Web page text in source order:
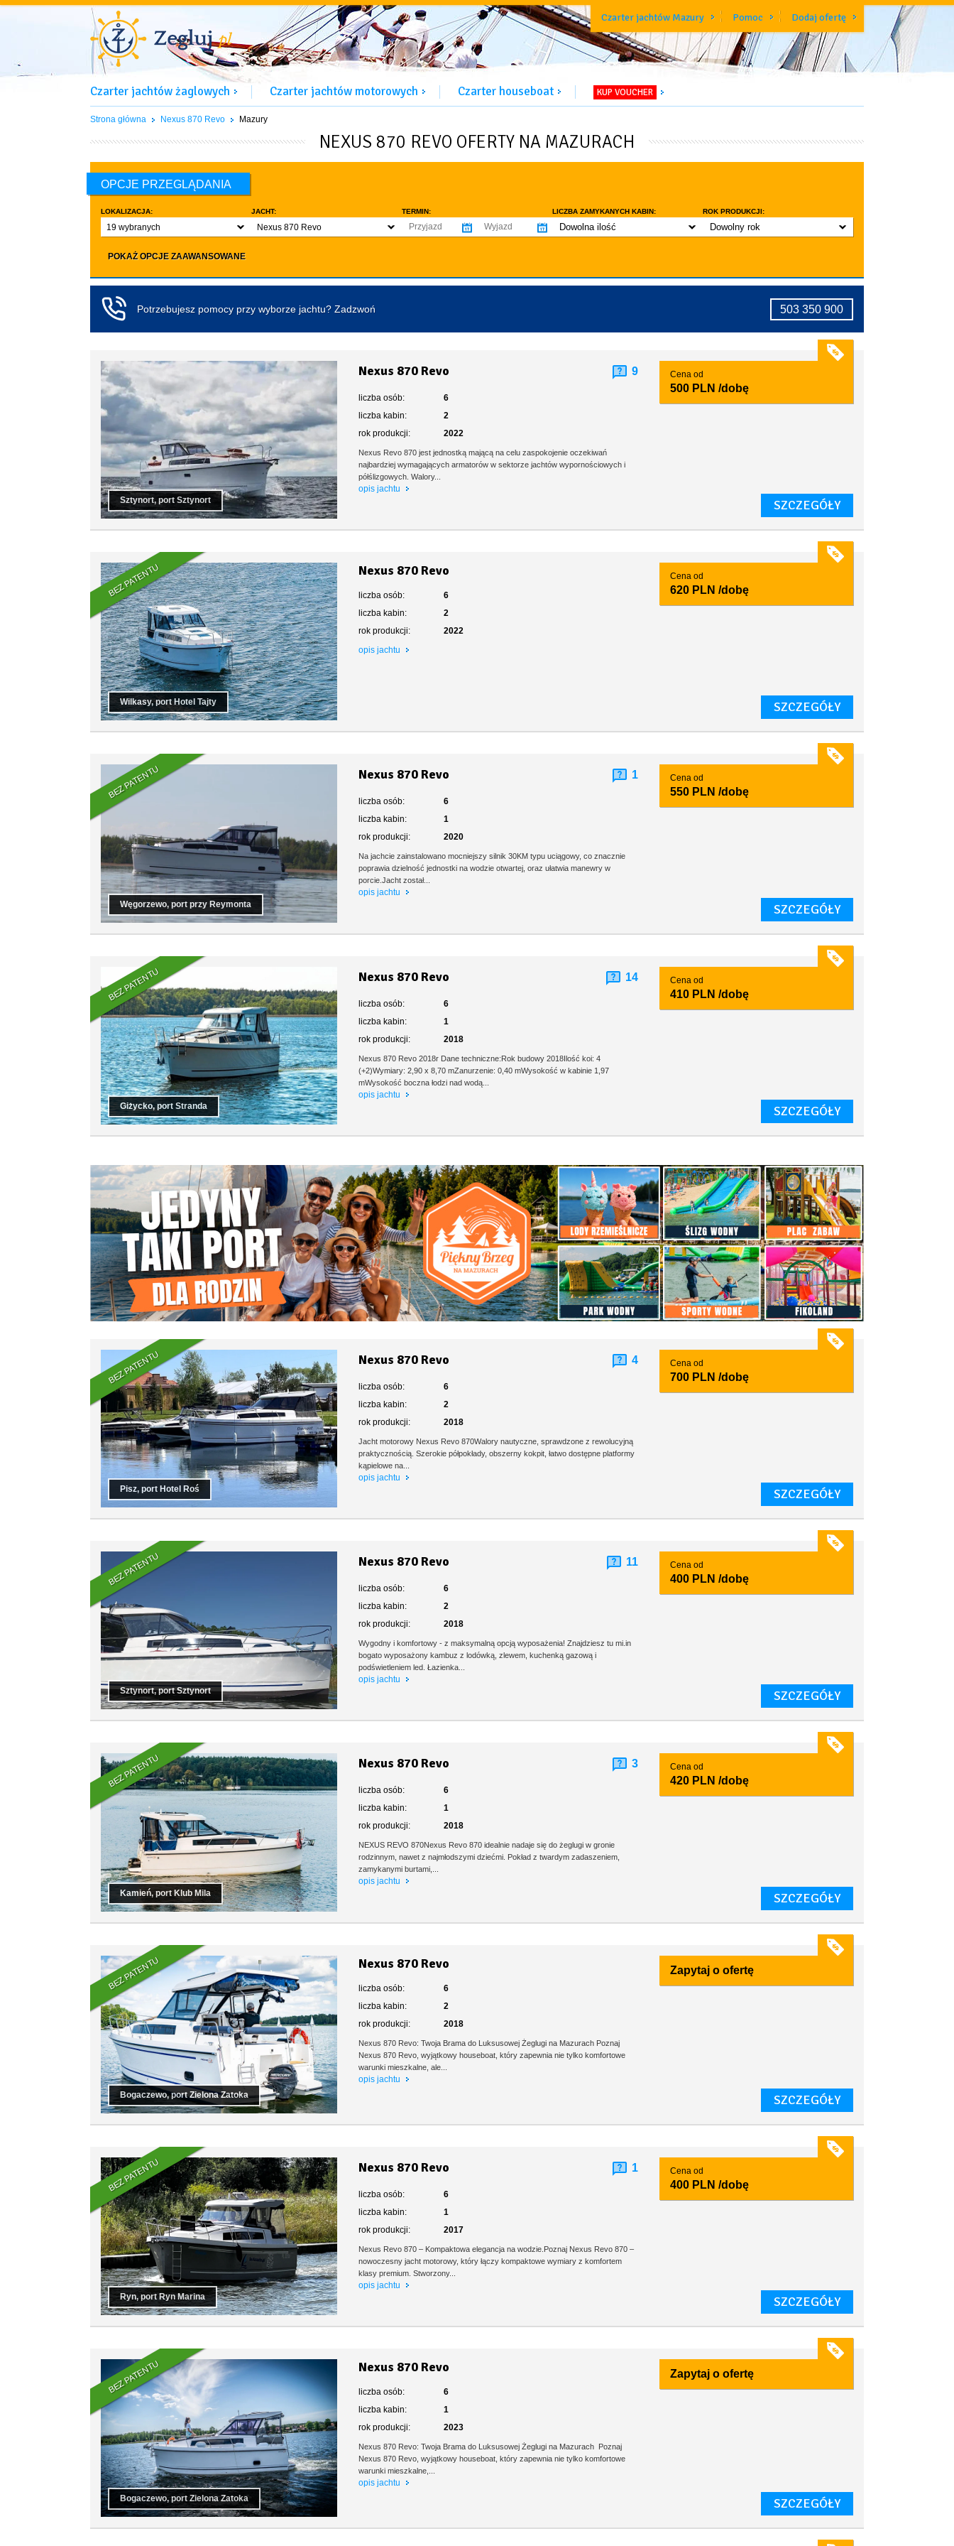
Czarter jachtów Mazury Pomoc Dodaj ofertę
Czarter jachtów żaglowych Czarter jachtów motorowych Czarter houseboat KUP VOUCHER
Strona główna Nexus 870 Revo Mazury
NEXUS 870 REVO OFERTY NA MAZURACH
OPCJE PRZEGLĄDANIA
LOKALIZACJA:
19 wybranych
JACHT:
Nexus 870 Revo
TERMIN: LICZBA ZAMYKANYCH KABIN:
Dowolna ilość
co najmniej 3
ROK PRODUKCJI:
Dowolny rok
do 10 lat
LICZBA OSÓB:
co najmniej 4
co najmniej 5
co najmniej 6
co najmniej 7
co najmniej 9
co najmniej 10
Czarter bez patentu / licencji
Koło sterowe
Lodówka
Flybridge
POKAŻ OPCJE ZAAWANSOWANE
Potrzebujesz pomocy przy wyborze jachtu? Zadzwoń 503 350 900
Sztynort, port Sztynort
Nexus 870 Revo 9
liczba osób:
6
liczba kabin:
2
rok produkcji:
2022
Nexus Revo 870 jest jednostką mającą na celu zaspokojenie oczekiwań
najbardziej wymagających armatorów w sektorze jachtów wypornościowych i
półślizgowych. Walory...
opis jachtu
Cena od
500 PLN /dobę
SZCZEGÓŁY
BEZ PATENTU
Wilkasy, port Hotel Tajty
Nexus 870 Revo
liczba osób:
6
liczba kabin:
2
rok produkcji:
2022
opis jachtu
Cena od
620 PLN /dobę
SZCZEGÓŁY
BEZ PATENTU
Węgorzewo, port przy Reymonta
Nexus 870 Revo 1
liczba osób:
6
liczba kabin:
1
rok produkcji:
2020
Na jachcie zainstalowano mocniejszy silnik 30KM typu uciągowy, co znacznie
poprawia dzielność jednostki na wodzie otwartej, oraz ułatwia manewry w
porcie.Jacht został...
opis jachtu
Cena od
550 PLN /dobę
SZCZEGÓŁY
BEZ PATENTU
Giżycko, port Stranda
Nexus 870 Revo 14
liczba osób:
6
liczba kabin:
1
rok produkcji:
2018
Nexus 870 Revo 2018r Dane techniczne:Rok budowy 2018Ilość koi: 4
(+2)Wymiary: 2,90 x 8,70 mZanurzenie: 0,40 mWysokość w kabinie 1,97
mWysokość boczna łodzi nad wodą...
opis jachtu
Cena od
410 PLN /dobę
SZCZEGÓŁY
BEZ PATENTU
Pisz, port Hotel Roś
Nexus 870 Revo 4
liczba osób:
6
liczba kabin:
2
rok produkcji:
2018
Jacht motorowy Nexus Revo 870Walory nautyczne, sprawdzone z rewolucyjną
praktycznością. Szerokie półpokłady, obszerny kokpit, łatwo dostępne platformy
kąpielowe na...
opis jachtu
Cena od
700 PLN /dobę
SZCZEGÓŁY
BEZ PATENTU
Sztynort, port Sztynort
Nexus 870 Revo 11
liczba osób:
6
liczba kabin:
2
rok produkcji:
2018
Wygodny i komfortowy - z maksymalną opcją wyposażenia! Znajdziesz tu mi.in
bogato wyposażony kambuz z lodówką, zlewem, kuchenką gazową i
podświetleniem led. Łazienka...
opis jachtu
Cena od
400 PLN /dobę
SZCZEGÓŁY
BEZ PATENTU
Kamień, port Klub Mila
Nexus 870 Revo 3
liczba osób:
6
liczba kabin:
1
rok produkcji:
2018
NEXUS REVO 870Nexus Revo 870 idealnie nadaje się do żeglugi w gronie
rodzinnym, nawet z najmłodszymi dziećmi. Pokład z twardym zadaszeniem,
zamykanymi burtami,...
opis jachtu
Cena od
420 PLN /dobę
SZCZEGÓŁY
BEZ PATENTU
Bogaczewo, port Zielona Zatoka
Nexus 870 Revo
liczba osób:
6
liczba kabin:
2
rok produkcji:
2018
Nexus 870 Revo: Twoja Brama do Luksusowej Żeglugi na Mazurach Poznaj
Nexus 870 Revo, wyjątkowy houseboat, który zapewnia nie tylko komfortowe
warunki mieszkalne, ale...
opis jachtu
Zapytaj o ofertę
SZCZEGÓŁY
BEZ PATENTU
Ryn, port Ryn Marina
Nexus 870 Revo 1
liczba osób:
6
liczba kabin:
1
rok produkcji:
2017
Nexus Revo 870 – Kompaktowa elegancja na wodzie.Poznaj Nexus Revo 870 –
nowoczesny jacht motorowy, który łączy kompaktowe wymiary z komfortem
klasy premium. Stworzony...
opis jachtu
Cena od
400 PLN /dobę
SZCZEGÓŁY
BEZ PATENTU
Bogaczewo, port Zielona Zatoka
Nexus 870 Revo
liczba osób:
6
liczba kabin:
1
rok produkcji:
2023
Nexus 870 Revo: Twoja Brama do Luksusowej Żeglugi na Mazurach Poznaj
Nexus 870 Revo, wyjątkowy houseboat, który zapewnia nie tylko komfortowe
warunki mieszkalne,...
opis jachtu
Zapytaj o ofertę
SZCZEGÓŁY